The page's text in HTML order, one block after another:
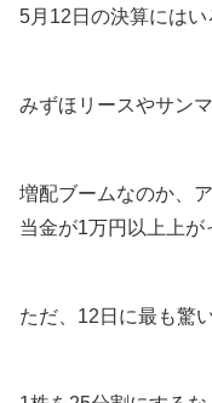
5月12日の決算にはい
みずほリースやサン
増配ブームなのか、
当金が1万円以上上が
ただ、12日に最も驚